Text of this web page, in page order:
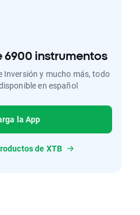
6900 instrumentos
Inversión y mucho más, todo
en español
la App
de XTB